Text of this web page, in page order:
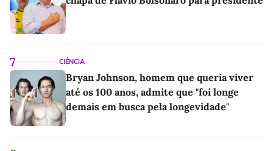
7 CIÊNCIA
Bryan Johnson, homem que queria viver
até os 100 anos, admite que "foi longe
demais em busca pela longevidade"